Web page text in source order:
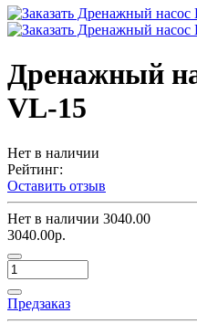
Дренажный
VL-15
Нет в наличии
Рейтинг:
Оставить отзыв
Нет в наличии 3040.00
3040.00р.
Предзаказ